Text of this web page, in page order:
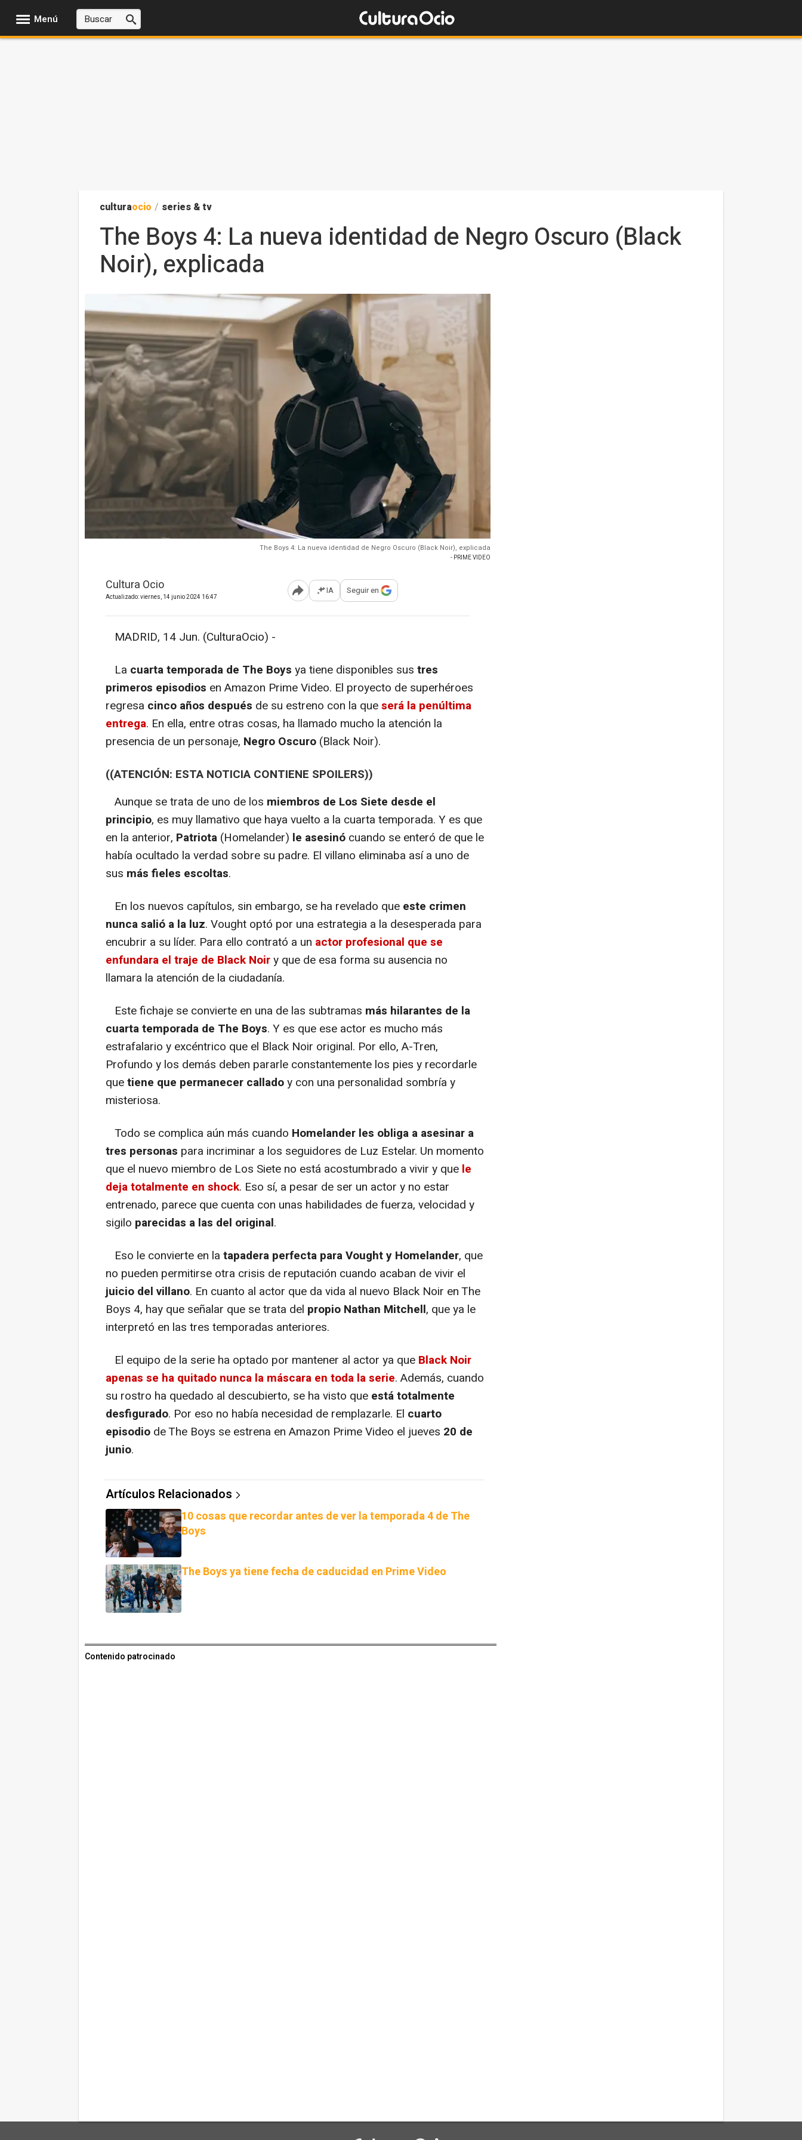
Menú
culturaocio / series & tv
The Boys 4: La nueva identidad de Negro Oscuro (Black
Noir), explicada
The Boys 4: La nueva identidad de Negro Oscuro (Black Noir), explicada
- PRIME VIDEO
Cultura Ocio
Actualizado: viernes, 14 junio 2024 16:47 Abrir opciones para compartir
IA Seguir en
MADRID, 14 Jun. (CulturaOcio) -
La cuarta temporada de The Boys ya tiene disponibles sus tres
primeros episodios en Amazon Prime Video. El proyecto de superhéroes
regresa cinco años después de su estreno con la queserá la penúltima
entrega. En ella, entre otras cosas, ha llamado mucho la atención la
presencia de un personaje, Negro Oscuro (Black Noir).
((ATENCIÓN: ESTA NOTICIA CONTIENE SPOILERS))
Aunque se trata de uno de los miembros de Los Siete desde el
principio, es muy llamativo que haya vuelto a la cuarta temporada. Y es que
en la anterior, Patriota (Homelander) le asesinó cuando se enteró de que le
había ocultado la verdad sobre su padre. El villano eliminaba así a uno de
sus más fieles escoltas.
En los nuevos capítulos, sin embargo, se ha revelado que este crimen
nunca salió a la luz. Vought optó por una estrategia a la desesperada para
encubrir a su líder. Para ello contrató a un actor profesional que se
enfundara el traje de Black Noiry que de esa forma su ausencia no
llamara la atención de la ciudadanía.
Este fichaje se convierte en una de las subtramas más hilarantes de la
cuarta temporada de The Boys. Y es que ese actor es mucho más
estrafalario y excéntrico que el Black Noir original. Por ello, A-Tren,
Profundo y los demás deben pararle constantemente los pies y recordarle
quetiene que permanecer calladoy con una personalidad sombría y
misteriosa.
Todo se complica aún más cuando Homelander les obliga a asesinar a
tres personas para incriminar a los seguidores de Luz Estelar. Un momento
que el nuevo miembro de Los Siete no está acostumbrado a vivir y que le
deja totalmente en shock. Eso sí, a pesar de ser un actor y no estar
entrenado, parece que cuenta con unas habilidades de fuerza, velocidad y
sigilo parecidas a las del original.
Eso le convierte en la tapadera perfecta para Vought y Homelander, que
no pueden permitirse otra crisis de reputación cuando acaban de vivir el
juicio del villano. En cuanto al actor que da vida al nuevo Black Noir en The
Boys 4, hay que señalar que se trata del propio Nathan Mitchell, que ya le
interpretó en las tres temporadas anteriores.
El equipo de la serie ha optado por mantener al actor ya que Black Noir
apenas se ha quitado nunca la máscara en toda la serie. Además, cuando
su rostro ha quedado al descubierto, se ha visto que está totalmente
desfigurado. Por eso no había necesidad de remplazarle. El cuarto
episodio de The Boys se estrena en Amazon Prime Video el jueves 20 de
junio.
Artículos Relacionados
10 cosas que recordar antes de ver la temporada 4 de The
Boys
The Boys ya tiene fecha de caducidad en Prime Video
Contenido patrocinado